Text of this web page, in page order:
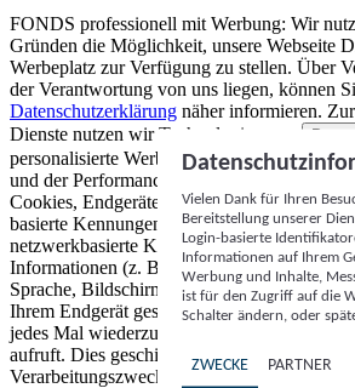
FONDS professionell mit Werbung: Wir
Gründen die Möglichkeit, unsere Webseite
Werbeplatz zur Verfügung zu stellen. Über
der Verantwortung von uns liegen, können
Datenschutzerklärung näher informieren.
Dienste nutzen wir Technologien von
personalisierte Werbung und Inhalte,
und der Performance von Inhalten sowie
Cookies, Endgeräte- oder ähnliche Online-
basierte Kennungen, zufällig generierte
netzwerkbasierte Kennungen) können
Informationen (z. B. Browsertyp und
Sprache, Bildschirmgröße, unterstützte
Ihrem Endgerät gespeichert oder von dort
jedes Mal wiederzuerkennen, wenn es eine
aufruft. Dies geschieht für einen oder
Verarbeitungszwecke.
Vielen Dank für Ihren
Bereitstellung unserer
Login-basierte
Informationen auf Ihrem
Werbung und Inhalte,
ist für den Zugriff auf die
Schalter ändern, oder
ZWECKE PARTNER